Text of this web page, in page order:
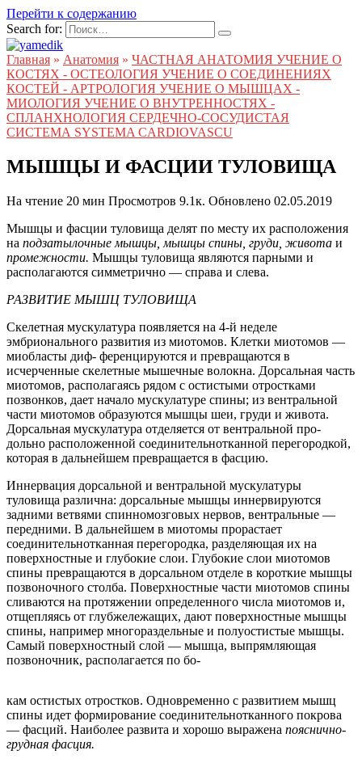
Перейти к содержанию
Search for:
Главная » Анатомия » ЧАСТНАЯ АНАТОМИЯ УЧЕНИЕ О
КОСТЯХ - ОСТЕОЛОГИЯ УЧЕНИЕ О СОЕДИНЕНИЯХ
КОСТЕЙ - АРТРОЛОГИЯ УЧЕНИЕ О МЫШЦАХ -
МИОЛОГИЯ УЧЕНИЕ О ВНУТРЕННОСТЯХ -
СПЛАНХНОЛОГИЯ СЕРДЕЧНО-СОСУДИСТАЯ
СИСТЕМА SYSTEMA CARDIOVASCU
МЫШЦЫ И ФАСЦИИ ТУЛОВИЩА
На чтение 20 мин Просмотров 9.1к. Обновлено 02.05.2019
Мышцы и фасции туловища делят по месту их расположения
на подзатылочные мышцы, мышцы спины, груди, живота и
промежности. Мышцы туловища являются парными и
располагаются симметрично — справа и слева.
РАЗВИТИЕ МЫШЦ ТУЛОВИЩА
Скелетная мускулатура появляется на 4-й неделе
эмбрионального развития из миотомов. Клетки миотомов —
миобласты диф- ференцируются и превращаются в
исчерченные скелетные мышечные волокна. Дорсальная часть
миотомов, располагаясь рядом с остистыми отростками
позвонков, дает начало мускулатуре спины; из вентральной
части миотомов образуются мышцы шеи, груди и живота.
Дорсальная мускулатура отделяется от вентральной про-
дольно расположенной соединительнотканной перегородкой,
которая в дальнейшем превращается в фасцию.
Иннервация дорсальной и вентральной мускулатуры
туловища различна: дорсальные мышцы иннервируются
задними ветвями спинномозговых нервов, вентральные —
передними. В дальнейшем в миотомы прорастает
соединительнотканная перегородка, разделяющая их на
поверхностные и глубокие слои. Глубокие слои миотомов
спины превращаются в дорсальном отделе в короткие мышцы
позвоночного столба. Поверхностные части миотомов спины
сливаются на протяжении определенного числа миотомов и,
отщепляясь от глубжележащих, дают поверхностные мышцы
спины, например многораздельные и полуостистые мышцы.
Самый поверхностный слой — мышца, выпрямляющая
позвоночник, располагается по бо-
кам остистых отростков. Одновременно с развитием мышц
спины идет формирование соединительнотканного покрова
— фасций. Наиболее развита и хорошо выражена пояснично-
грудная фасция.